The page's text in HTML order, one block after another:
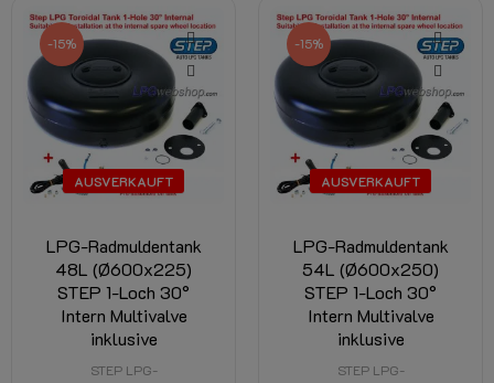
AUSVERKAUFT
-15%
LPG-Radmuldentank
48L (Ø600x225)
STEP 1-Loch 30°
Intern Multivalve
inklusive
STEP LPG-
AUSVERKAUFT
-15%
LPG-Radmuldentank
54L (Ø600x250)
STEP 1-Loch 30°
Intern Multivalve
inklusive
STEP LPG-